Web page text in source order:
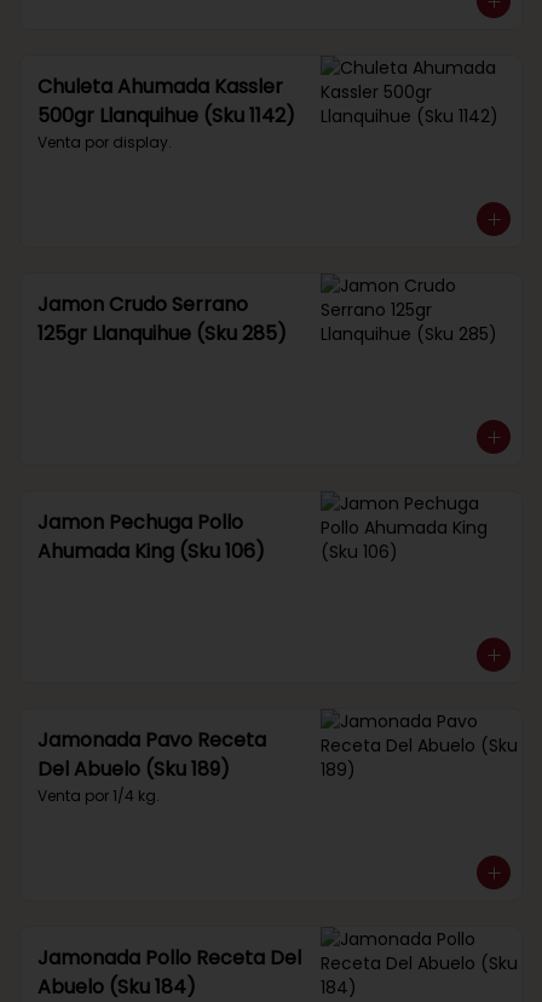
Chuleta Ahumada Kassler
500gr Llanquihue (Sku 1142)
Venta por display.
Jamon Crudo Serrano
125gr Llanquihue (Sku 285)
Jamon Pechuga Pollo
Ahumada King (Sku 106)
Jamonada Pavo Receta
Del Abuelo (Sku 189)
Venta por 1/4 kg.
Jamonada Pollo Receta Del
Abuelo (Sku 184)